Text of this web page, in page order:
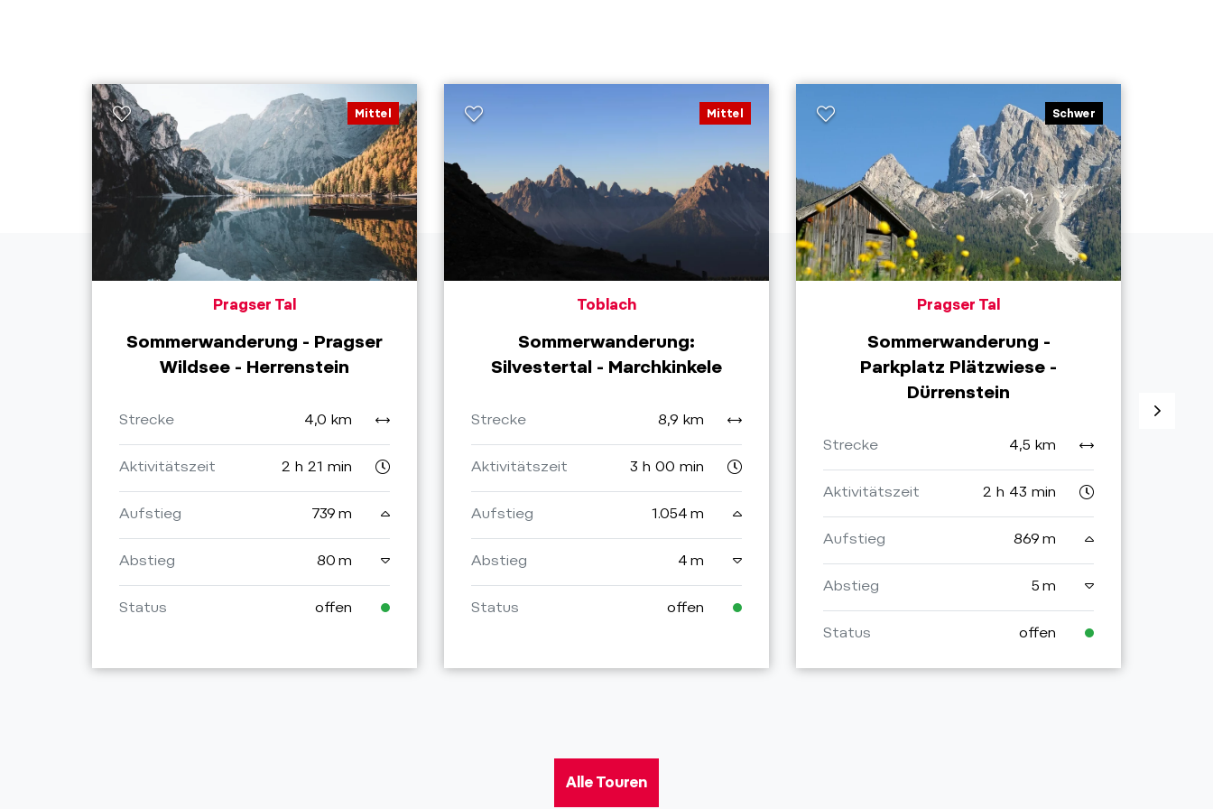
Mittel
Pragser Tal
Sommerwanderung - Pragser
Wildsee - Herrenstein
Strecke 4,0 km
Aktivitätszeit 2 h 21 min
Aufstieg 739 m
Abstieg 80 m
Status offen
Mittel
Toblach
Sommerwanderung:
Silvestertal - Marchkinkele
Strecke 8,9 km
Aktivitätszeit 3 h 00 min
Aufstieg 1.054 m
Abstieg 4 m
Status offen
Schwer
Pragser Tal
Sommerwanderung -
Parkplatz Plätzwiese -
Dürrenstein
Strecke 4,5 km
Aktivitätszeit 2 h 43 min
Aufstieg 869 m
Abstieg 5 m
Status offen
Alle Touren